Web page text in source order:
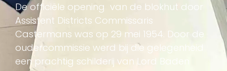
De officiële opening van de blokhut door
Assistent Districts Commissaris
Castermans was op 29 mei 1954. Door de
oudercommissie werd bij die gelegenheid
een prachtig schilderij van Lord Baden